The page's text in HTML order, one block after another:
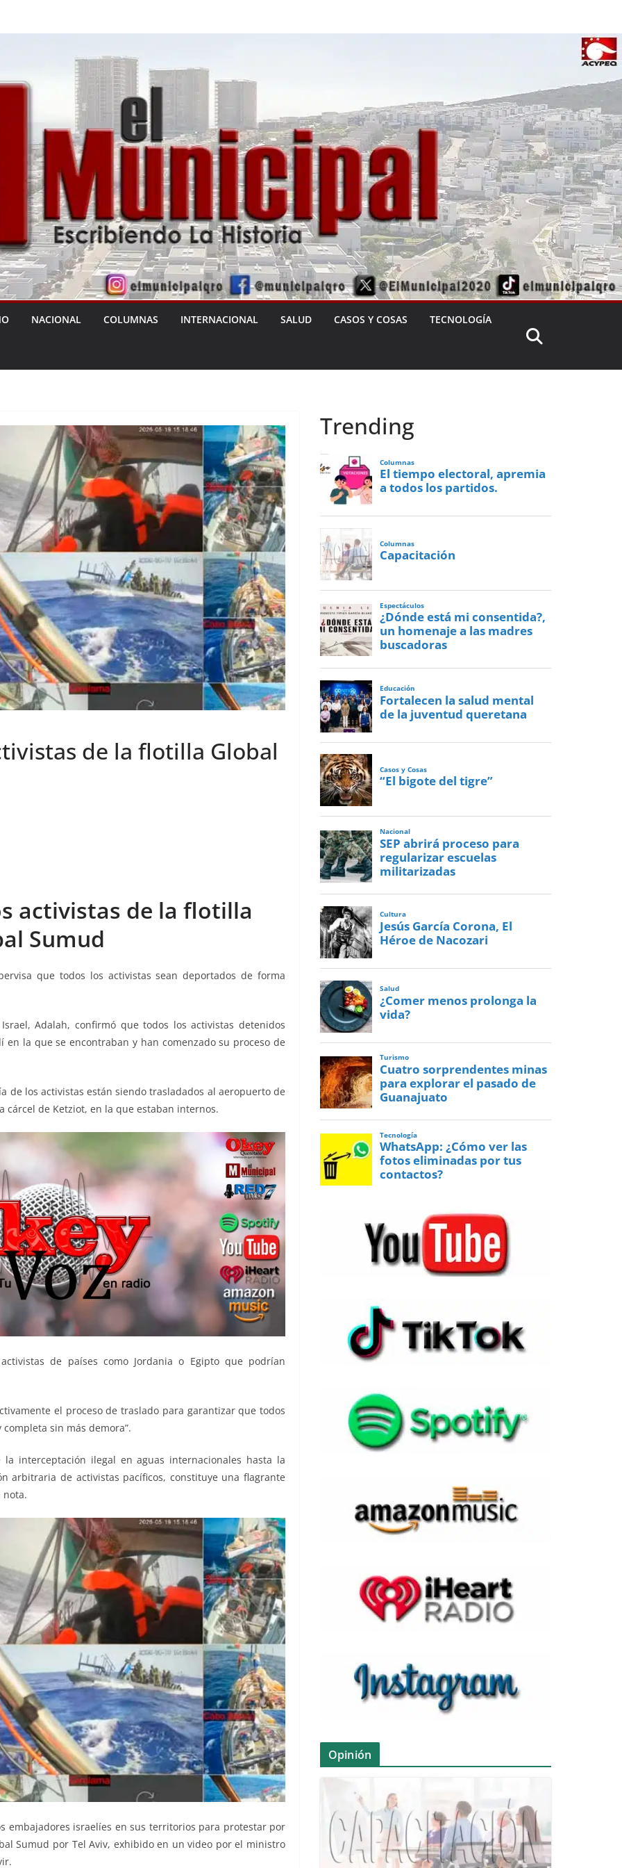
NACIONAL COLUMNAS INTERNACIONAL SALUD CASOS Y COSAS TECNOLOGÍA
de la flotilla Global
activistas de la flotilla
Sumud
que todos los activistas sean deportados de forma
Adalah, confirmó que todos los activistas detenidos
la que se encontraban y han comenzado su proceso de
de los activistas están siendo trasladados al aeropuerto de
cárcel de Ketziot, en la que estaban internos.
de países como Jordania o Egipto que podrían
el proceso de traslado para garantizar que todos
sin más demora”.
interceptación ilegal en aguas internacionales hasta la
arbitraria de activistas pacíficos, constituye una flagrante
nota.
embajadores israelíes en sus territorios para protestar por
Sumud por Tel Aviv, exhibido en un video por el ministro
Trending
Opinión